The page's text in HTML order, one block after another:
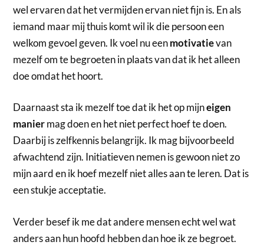
wel ervaren dat het vermijden ervan niet fijn is. En als
iemand maar mij thuis komt wil ik die persoon een
welkom gevoel geven. Ik voel nu eenmotivatievan
mezelf om te begroeten in plaats van dat ik het alleen
doe omdat het hoort.
Daarnaast sta ik mezelf toe dat ik het op mijneigen
maniermag doen en het niet perfect hoef te doen.
Daarbij is zelfkennis belangrijk. Ik mag bijvoorbeeld
afwachtend zijn. Initiatieven nemen is gewoon niet zo
mijn aard en ik hoef mezelf niet alles aan te leren. Dat is
een stukje acceptatie.
Verder besef ik me dat andere mensen echt wel wat
anders aan hun hoofd hebben dan hoe ik ze begroet.